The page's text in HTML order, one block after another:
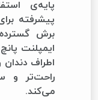
پایه‌ی
پیشرفته
برش
ایمپلنت
اطراف دندان
راحت‌تر و
می‌کند.